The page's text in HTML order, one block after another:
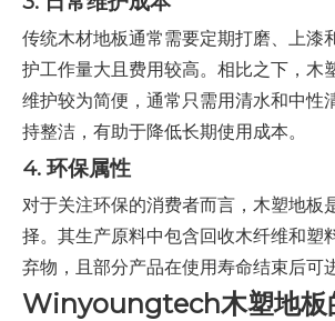
传统木材地板通常需要定期打磨、上漆
护工作量大且费用较高。相比之下，木
维护较为简便，通常只需用清水和中性
持整洁，有助于降低长期使用成本。
4. 环保属性
对于关注环保的消费者而言，木塑地板
择。其生产原料中包含回收木纤维和塑
弃物，且部分产品在使用寿命结束后可
Winyoungtech木塑地板